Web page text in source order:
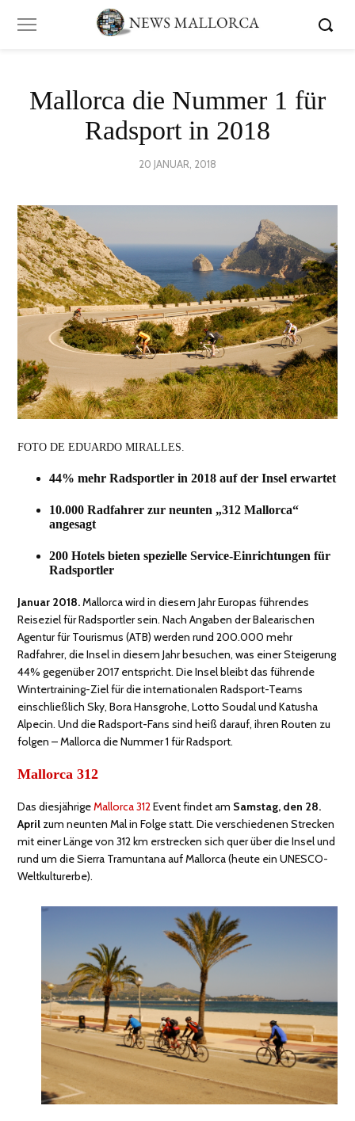
Mallorca die Nummer 1 für
Radsport in 2018
POSTED
20 JANUAR, 2018
FOTO DE EDUARDO MIRALLES.
44% mehr Radsportler in 2018 auf der Insel erwartet
10.000 Radfahrer zur neunten „312 Mallorca“
angesagt
200 Hotels bieten spezielle Service-Einrichtungen für
Radsportler
Januar 2018.Mallorca wird in diesem Jahr Europas führendes
Reiseziel für Radsportler sein. Nach Angaben der Balearischen
Agentur für Tourismus (ATB) werden rund 200.000 mehr
Radfahrer, die Insel in diesem Jahr besuchen, was einer Steigerung
44% gegenüber 2017 entspricht. Die Insel bleibt das führende
Wintertraining-Ziel für die internationalen Radsport-Teams
einschließlich Sky, Bora Hansgrohe, Lotto Soudal und Katusha
Alpecin. Und die Radsport-Fans sind heiß darauf, ihren Routen zu
folgen – Mallorca die Nummer 1 für Radsport.
Mallorca 312
Das diesjährigeMallorca 312Event findet am Samstag, den 28.
April zum neunten Mal in Folge statt. Die verschiedenen Strecken
mit einer Länge von 312 km erstrecken sich quer über die Insel und
rund um die Sierra Tramuntana auf Mallorca (heute ein UNESCO-
Weltkulturerbe).